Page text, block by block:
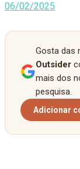
06/02/2025
Gosta das
Outsider
mais dos
pesquisa.
Adicionar